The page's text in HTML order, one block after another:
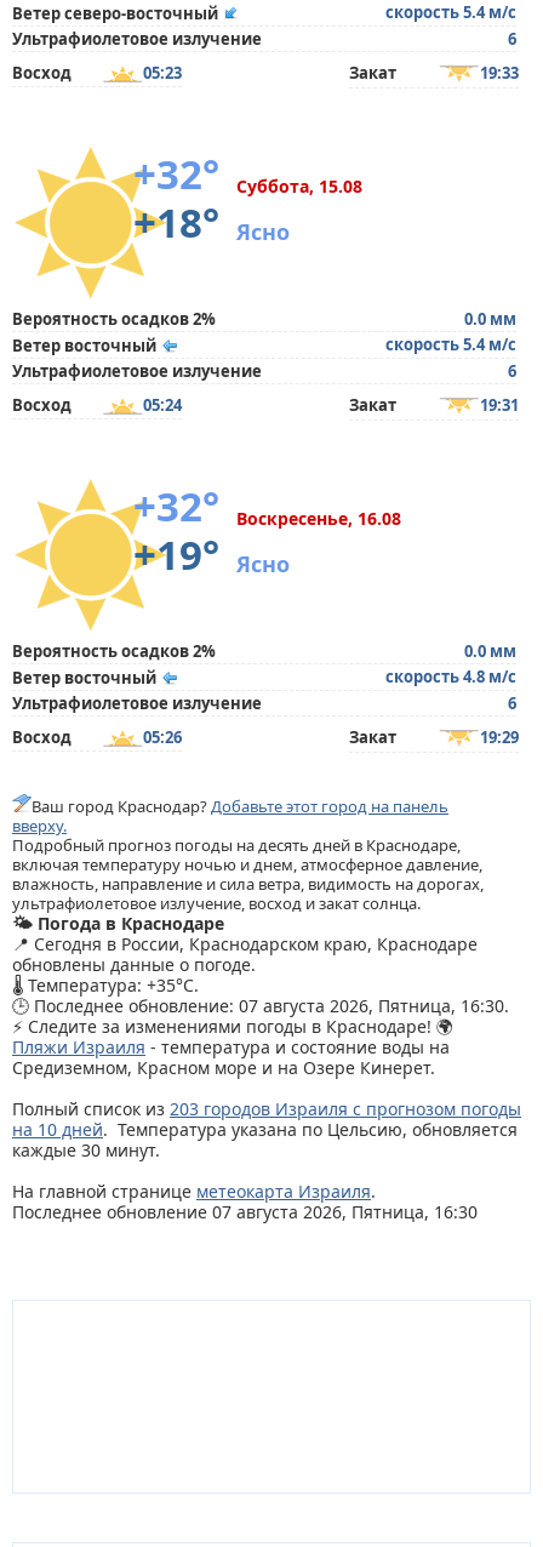
Ветер северо-восточный
скорость 5.4 м/с
Ультрафиолетовое излучение
6
Восход
05:23 Закат 19:33
+32°
+18°
Суббота, 15.08
Ясно
Вероятность осадков 2%
0.0 мм
Ветер восточный
скорость 5.4 м/с
Ультрафиолетовое излучение
6
Восход
05:24 Закат 19:31
+32°
+19°
Воскресенье, 16.08
Ясно
Вероятность осадков 2%
0.0 мм
Ветер восточный
скорость 4.8 м/с
Ультрафиолетовое излучение
6
Восход
05:26 Закат 19:29
Ваш город Краснодар?Добавьте этот город на панель
вверху.
Подробный прогноз погоды на десять дней в Краснодаре,
включая температуру ночью и днем, атмосферное давление,
влажность, направление и сила ветра, видимость на дорогах,
ультрафиолетовое излучение, восход и закат солнца.
🌤️ Погода в Краснодаре
📍 Сегодня в России, Краснодарском краю, Краснодаре
обновлены данные о погоде.
🌡️ Температура: +35°C.
🕒 Последнее обновление: 07 августа 2026, Пятница, 16:30.
⚡ Следите за изменениями погоды в Краснодаре! 🌍
Пляжи Израиля - температура и состояние воды на
Средиземном, Красном море и на Озере Кинерет.
Полный список из 203 городов Израиля с прогнозом погоды
на 10 дней. Температура указана по Цельсию, обновляется
каждые 30 минут.
На главной странице метеокарта Израиля.
Последнее обновление 07 августа 2026, Пятница, 16:30